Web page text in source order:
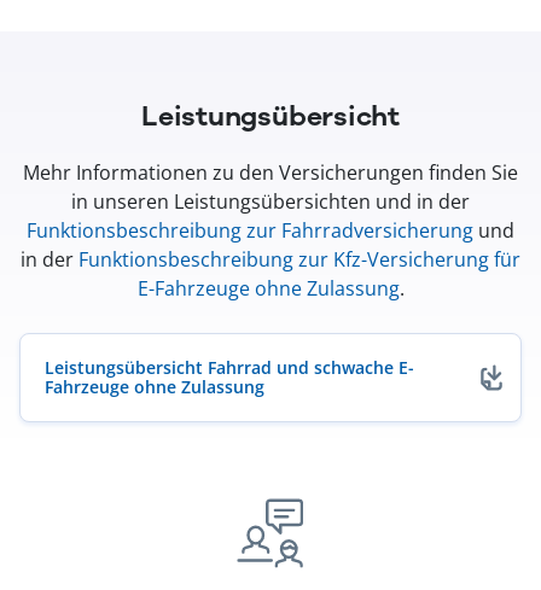
Leistungsübersicht
Mehr Informationen zu den Versicherungen finden Sie
in unseren Leistungsübersichten und in der
Funktionsbeschreibung zur Fahrradversicherung und
in der Funktionsbeschreibung zur Kfz-Versicherung für
E-Fahrzeuge ohne Zulassung.
Leistungsübersicht Fahrrad und schwache E-
Fahrzeuge ohne Zulassung
(öffnet in neuem Fenster)